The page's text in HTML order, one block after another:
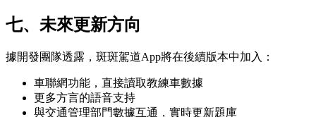
七、未來更新方向
據開發團隊透露，斑斑駕道App將在後續版本中加入：
車聯網功能，直接讀取教練車數據
更多方言的語音支持
與交通管理部門數據互通，實時更新題庫